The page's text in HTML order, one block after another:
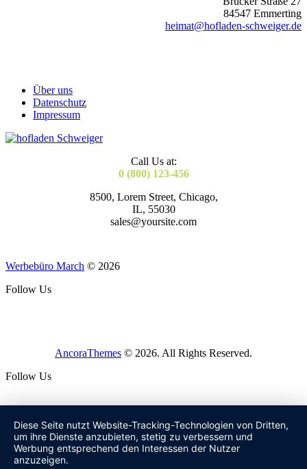
84547 Emmerting
heimat@hofladen-schweiger.de
Über uns
Datenschutz
Impressum
Call Us at:
0 (800) 123-456
8500, Lorem Street, Chicago,
IL, 55030
sales@yoursite.com
Werbebüro March © 2026
Follow Us
AncoraThemes © 2026. All Rights Reserved.
Follow Us
Diese Seite nutzt Website-Tracking-Technologien von Dritten,
um ihre Dienste anzubieten, stetig zu verbessern und
Werbung entsprechend den Interessen der Nutzer
anzuzeigen.